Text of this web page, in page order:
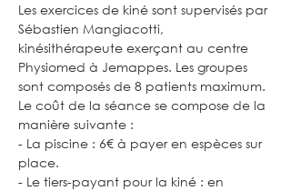
Les exercices de kiné sont supervisés par
Sébastien Mangiacotti,
kinésithérapeute exerçant au centre
Physiomed à Jemappes. Les groupes
sont composés de 8 patients maximum.
Le coût de la séance se compose de la
manière suivante :
- La piscine : 6€ à payer en espèces sur
place.
- Le tiers-payant pour la kiné : en